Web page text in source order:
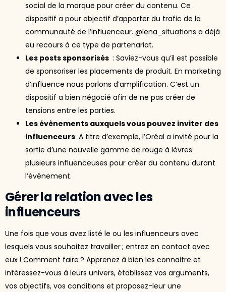
social de la marque pour créer du contenu. Ce
dispositif a pour objectif d’apporter du trafic de la
communauté de l’influenceur. @lena_situations a déjà
eu recours à ce type de partenariat.
Les posts sponsorisés : Saviez-vous qu’il est possible
de sponsoriser les placements de produit. En marketing
d’influence nous parlons d’amplification. C’est un
dispositif a bien négocié afin de ne pas créer de
tensions entre les parties.
Les évènements auxquels vous pouvez inviter des
influenceurs. A titre d’exemple, l’Oréal a invité pour la
sortie d’une nouvelle gamme de rouge à lèvres
plusieurs influenceuses pour créer du contenu durant
l’évènement.
Gérer la relation avec les
influenceurs
Une fois que vous avez listé le ou les influenceurs avec
lesquels vous souhaitez travailler ; entrez en contact avec
eux ! Comment faire ? Apprenez à bien les connaitre et
intéressez-vous à leurs univers, établissez vos arguments,
vos objectifs, vos conditions et proposez-leur une